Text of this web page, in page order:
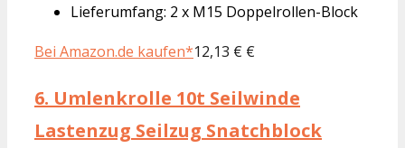
Lieferumfang: 2 x M15 Doppelrollen-Block
Bei Amazon.de kaufen*12,13 € €
6. Umlenkrolle 10t Seilwinde
Lastenzug Seilzug Snatchblock